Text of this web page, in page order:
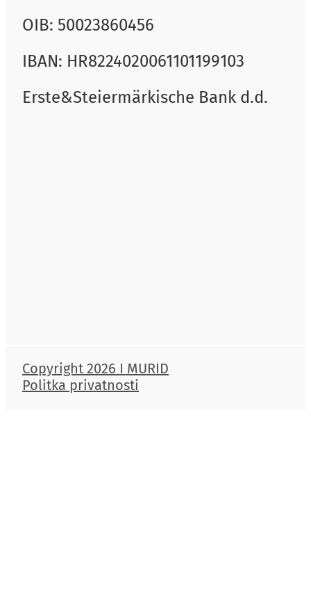
OIB: 50023860456
IBAN: HR8224020061101199103
Erste&Steiermärkische Bank d.d.
Copyright 2026 I MURID
Politka privatnosti